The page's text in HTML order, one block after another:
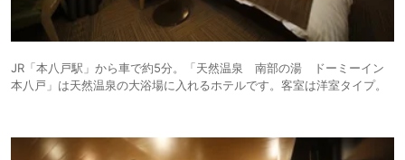
JR「本八戸駅」から車で約5分。「天然温泉 南部の湯 ドーミーイン
本八戸」は天然温泉の大浴場に入れるホテルです。客室は洋室タイプ。